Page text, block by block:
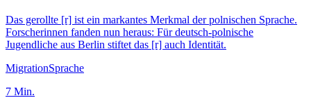
Das gerollte [r] ist ein markantes Merkmal der polnischen Sprache.
Forscherinnen fanden nun heraus: Für deutsch-polnische
Jugendliche aus Berlin stiftet das [r] auch Identität.
MigrationSprache
7 Min.